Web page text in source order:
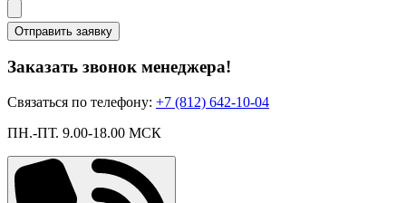
Отправить заявку
Заказать звонок менеджера!
Связаться по телефону: +7 (812) 642-10-04
ПН.-ПТ. 9.00-18.00 МСК